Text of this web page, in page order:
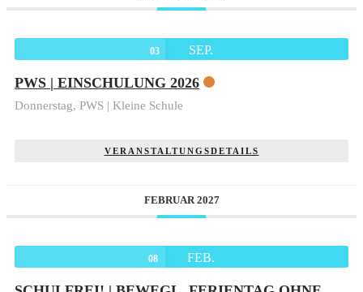
03 SEP.
PWS | EINSCHULUNG 2026
Donnerstag, PWS | Kleine Schule
VERANSTALTUNGSDETAILS
FEBRUAR 2027
08 FEB.